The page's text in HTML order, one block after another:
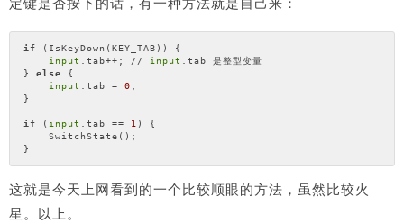
if (IsKeyDown(KEY_TAB)) {
input
.tab++; // input
.tab 是整型变量
} else {
input
.tab = 0 ;
}
if ( input .tab == 1 ) {
    SwitchState();
这就是今天上网看到的一个比较顺眼的方法，虽然比较火
星。以上。